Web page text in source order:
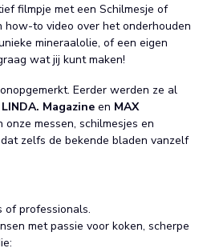
filmpje met een Schilmesje of
how-to video over het onderhouden
mineraalolie, of een eigen
wat jij kunt maken!
Eerder werden ze al
LINDA. Magazine en MAX
messen, schilmesjes en
zelfs de bekende bladen vanzelf
of professionals.
met passie voor koken, scherpe